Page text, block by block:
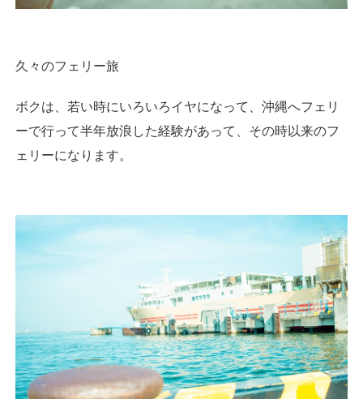
久々のフェリー旅
ボクは、若い時にいろいろイヤになって、沖縄へフェリ
ーで行って半年放浪した経験があって、その時以来のフ
ェリーになります。